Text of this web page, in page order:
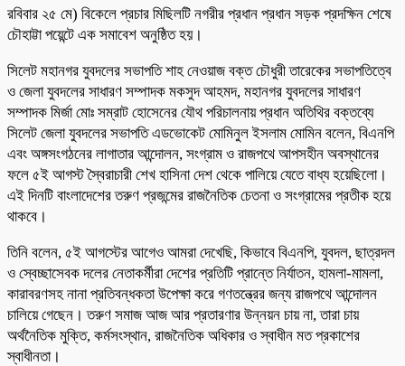
রবিবার ২৫ মে) বিকেলে প্রচার মিছিলটি নগরীর প্রধান প্রধান সড়ক প্রদক্ষিন শেষে
চৌহাট্টা পয়েন্টে এক সমাবেশ অনুষ্ঠিত হয়।
সিলেট মহানগর যুবদলের সভাপতি শাহ নেওয়াজ বক্ত চৌধুরী তারেকের সভাপতিত্বে
ও জেলা যুবদলের সাধারণ সম্পাদক মকসুদ আহমদ, মহানগর যুবদলের সাধারণ
সম্পাদক মির্জা মোঃ সম্রাট হোসেনের যৌথ পরিচালনায় প্রধান অতিথির বক্তব্যে
সিলেট জেলা যুবদলের সভাপতি এডভোকেট মোমিনুল ইসলাম মোমিন বলেন, বিএনপি
এবং অঙ্গসংগঠনের লাগাতার আন্দোলন, সংগ্রাম ও রাজপথে আপসহীন অবস্থানের
ফলে ৫ই আগস্ট স্বৈরাচারী শেখ হাসিনা দেশ থেকে পালিয়ে যেতে বাধ্য হয়েছিলো।
এই দিনটি বাংলাদেশের তরুণ প্রজন্মের রাজনৈতিক চেতনা ও সংগ্রামের প্রতীক হয়ে
থাকবে।
তিনি বলেন, ৫ই আগস্টের আগেও আমরা দেখেছি, কিভাবে বিএনপি, যুবদল, ছাত্রদল
ও স্বেচ্ছাসেবক দলের নেতাকর্মীরা দেশের প্রতিটি প্রান্তে নির্যাতন, হামলা-মামলা,
কারাবরণসহ নানা প্রতিবন্ধকতা উপেক্ষা করে গণতন্ত্রের জন্য রাজপথে আন্দোলন
চালিয়ে গেছেন। তরুণ সমাজ আজ আর প্রতারণার উন্নয়ন চায় না, তারা চায়
অর্থনৈতিক মুক্তি, কর্মসংস্থান, রাজনৈতিক অধিকার ও স্বাধীন মত প্রকাশের
স্বাধীনতা।